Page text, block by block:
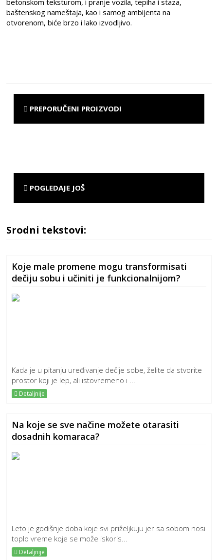
betonskom teksturom, i pranje vozila, tepiha i staza,
baštenskog nameštaja, kao i samog ambijenta na
otvorenom, biće brzo i lako izvodljivo.
PREPORUČENI PROIZVODI
POGLEDAJE JOŠ
Srodni tekstovi:
Koje male promene mogu transformisati
dečiju sobu i učiniti je funkcionalnijom?
Kada je u pitanju uređivanje dečije sobe, želite da stvorite
prostor koji je lep, ali istovremeno i ...
Detaljnije
Na koje se sve načine možete otarasiti
dosadnih komaraca?
Leto je godišnje doba koje svi priželjkuju jer sa sobom nosi
toplo vreme koje se može iskoris...
Detaljnije